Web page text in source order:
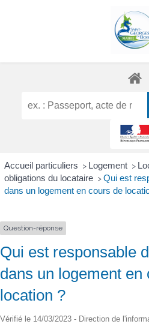
Accueil particuliers > Logement >
obligations du locataire > Qui est
dans un logement en cours de
Question-réponse
Qui est responsable
dans un logement en
location ?
Vérifié le 14/03/2023 - Direction de